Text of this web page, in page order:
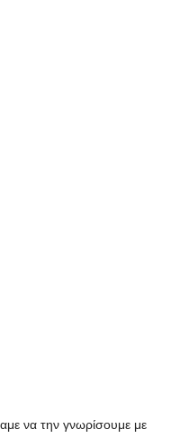
να την γνωρίσουμε με